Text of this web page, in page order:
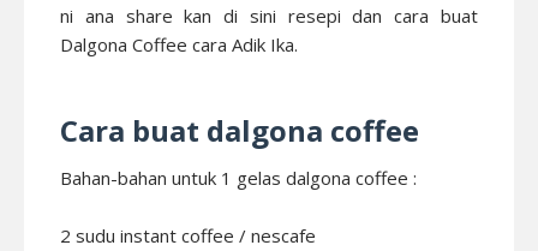
ni ana share kan di sini resepi dan cara buat
Dalgona Coffee cara Adik Ika.
Cara buat dalgona coffee
Bahan-bahan untuk 1 gelas dalgona coffee :
2 sudu instant coffee / nescafe